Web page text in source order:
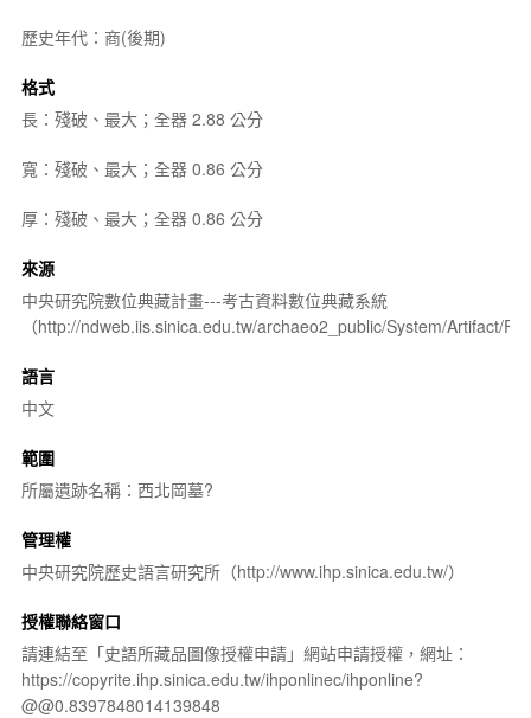
歷史年代：商(後期)
格式
長：殘破、最大；全器 2.88 公分
寬：殘破、最大；全器 0.86 公分
厚：殘破、最大；全器 0.86 公分
來源
中央研究院數位典藏計畫---考古資料數位典藏系統
（http://ndweb.iis.sinica.edu.tw/archaeo2_public/System/Artifact/
語言
中文
範圍
所屬遺跡名稱：西北岡墓?
管理權
中央研究院歷史語言研究所（http://www.ihp.sinica.edu.tw/）
授權聯絡窗口
請連結至「史語所藏品圖像授權申請」網站申請授權，網址：
https://copyrite.ihp.sinica.edu.tw/ihponlinec/ihponline?
@@0.8397848014139848